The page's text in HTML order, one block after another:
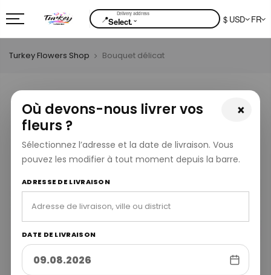
📍Select.⌄ $ USD FR
×
Où devons-nous livrer vos
fleurs ?
Sélectionnez l’adresse et la date de livraison. Vous
pouvez les modifier à tout moment depuis la barre.
ADRESSE DE LIVRAISON
DATE DE LIVRAISON
Turkey Flowers Shop Bouquet délicat